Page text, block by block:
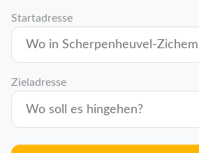
Startadresse
Zieladresse